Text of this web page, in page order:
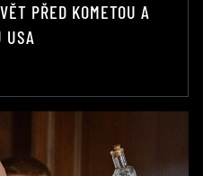
PŘED KOMETOU A
USA